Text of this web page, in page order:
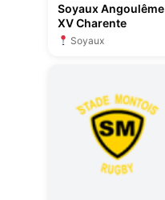
Soyaux Angoulême
XV Charente
Soyaux